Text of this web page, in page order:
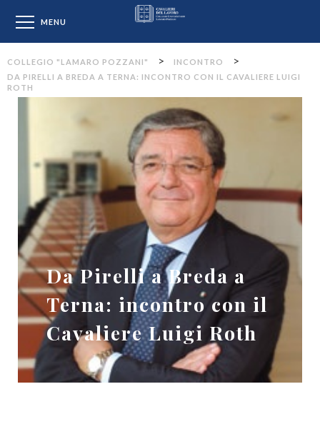
MENU
COLLEGIO "LAMARO POZZANI" > INCONTRO >
DA PIRELLI A BREDA A TERNA: INCONTRO CON IL CAVALIERE LUIGI
ROTH
Da Pirelli a Breda a
Terna: incontro con il
Cavaliere Luigi Roth